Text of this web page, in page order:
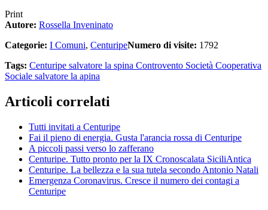
Print
Autore: Rossella Inveninato
Categorie: I Comuni, CenturipeNumero di visite: 1792
Tags: Centuripe salvatore la spina Controvento Società Cooperativa
Sociale salvatore la apina
Articoli correlati
Tutti invitati a Centuripe
Fai il pieno di energia. Gusta l'arancia rossa di Centuripe
A piccoli passi verso lo zafferano
Centuripe. Tutto pronto per la IX Cronoscalata SiciliAntica
Centuripe. La bellezza e la sua tutela secondo Antonio Natali
Emergenza Coronavirus. Cresce il numero dei contagi a
Centuripe